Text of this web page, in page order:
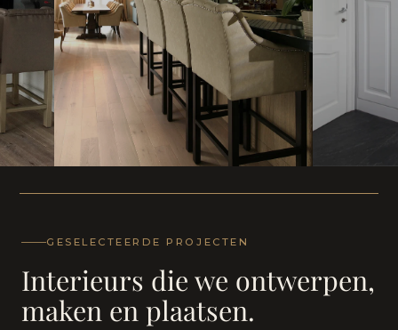
Landhuis - Grimbergen
GESELECTEERDE PROJECTEN
Interieurs die we ontwerpen,
maken en plaatsen.